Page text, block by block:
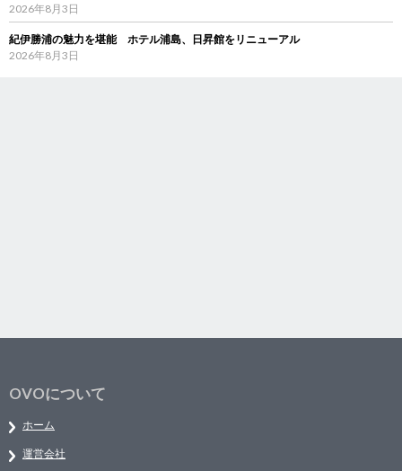
2026年8月3日
紀伊勝浦の魅力を堪能 ホテル浦島、日昇館をリニューアル
2026年8月3日
OVOについて
ホーム
運営会社